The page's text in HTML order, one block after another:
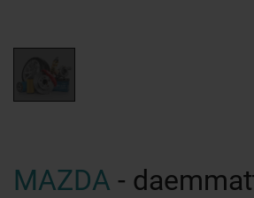
MAZDA -